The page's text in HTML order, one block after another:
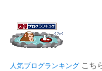
人気ブログランキング こち